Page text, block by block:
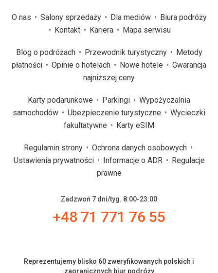
O nas Salony sprzedaży Dla mediów
Biura podróży
Kontakt
Kariera Mapa serwisu
Blog o podróżach Przewodnik turystyczny
Metody
płatności
Opinie o hotelach Nowe hotele
Gwarancja
najniższej ceny
Karty podarunkowe Parkingi
Wypożyczalnia
samochodów
Ubezpieczenie turystyczne
Wycieczki
fakultatywne
Karty eSIM
Regulamin strony
Ochrona danych osobowych
Ustawienia prywatności
Informacje o ADR
Regulacje
prawne
Zadzwoń 7 dni/tyg. 8:00-23:00
+48 71 771 76 55
Reprezentujemy blisko 60 zweryfikowanych polskich i
zagranicznych biur podróży